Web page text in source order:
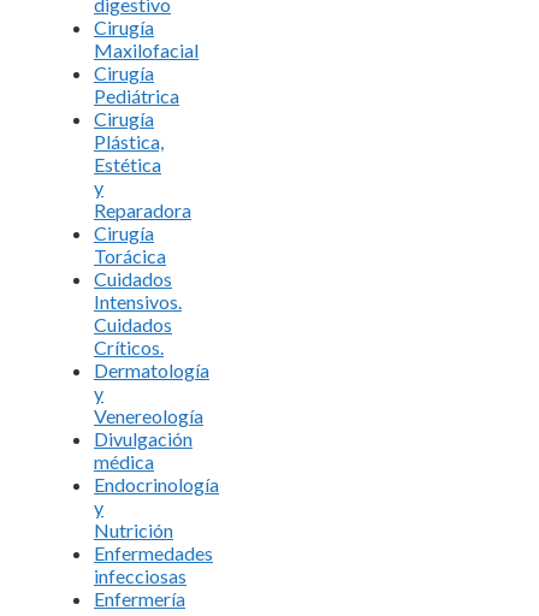
Cirugía
Maxilofacial
Cirugía
Pediátrica
Cirugía
Plástica,
Estética
y
Reparadora
Cirugía
Torácica
Cuidados
Intensivos.
Cuidados
Críticos.
Dermatología
y
Venereología
Divulgación
médica
Endocrinología
y
Nutrición
Enfermedades
infecciosas
Enfermería